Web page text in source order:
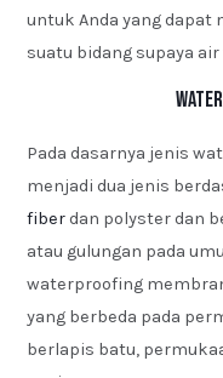
untuk Anda yang
suatu bidang supaya
Pada dasarnya jenis
menjadi dua jenis
fiberdan polyster dan
atau gulungan pada
waterproofing
yang berbeda pada
berlapis batu,